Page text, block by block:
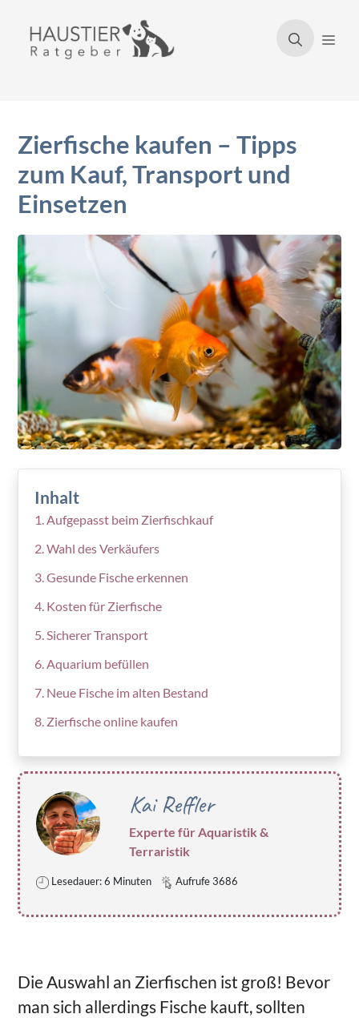
Inhalt
springen
Zierfische kaufen – Tipps
zum Kauf, Transport und
Einsetzen
Inhalt
Aufgepasst beim Zierfischkauf
Wahl des Verkäufers
Gesunde Fische erkennen
Kosten für Zierfische
Sicherer Transport
Aquarium befüllen
Neue Fische im alten Bestand
Zierfische online kaufen
Kai Reffler
Experte für Aquaristik &
Terraristik
Lesedauer: 6 Minuten Aufrufe 3686
Die Auswahl an Zierfischen ist groß! Bevor
man sich allerdings Fische kauft, sollten